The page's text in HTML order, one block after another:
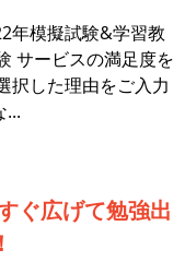
年模擬試験&学習教
サービスの満足度を
択した理由をご入力
ぐ広げて勉強出